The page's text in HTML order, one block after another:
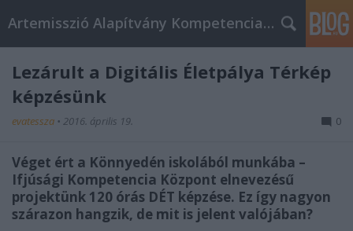
Artemisszió Alapítvány Kompetencia Központ
Lezárult a Digitális Életpálya Térkép
képzésünk
evatessza • 2016. április 19. 0
Véget ért a Könnyedén iskolából munkába –
Ifjúsági Kompetencia Központ elnevezésű
projektünk 120 órás DÉT képzése. Ez így nagyon
szárazon hangzik, de mit is jelent valójában?